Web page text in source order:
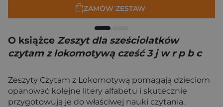
ZAMÓW ZESTAW
O książce Zeszyt dla sześciolatków
czytam z lokomotywą cześć 3 j w r p b c
Zeszyty Czytam z Lokomotywą pomagają dzieciom
opanować kolejne litery alfabetu i skutecznie
przygotowują je do właściwej nauki czytania.